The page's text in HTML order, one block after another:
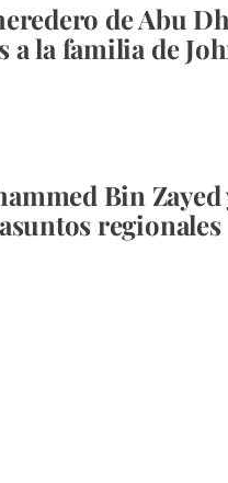
de Abu
a la familia de
Bin
regionales